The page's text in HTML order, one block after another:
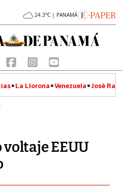
24.3°C | PANAMÁ
La Llorona Venezuela José
EEUU